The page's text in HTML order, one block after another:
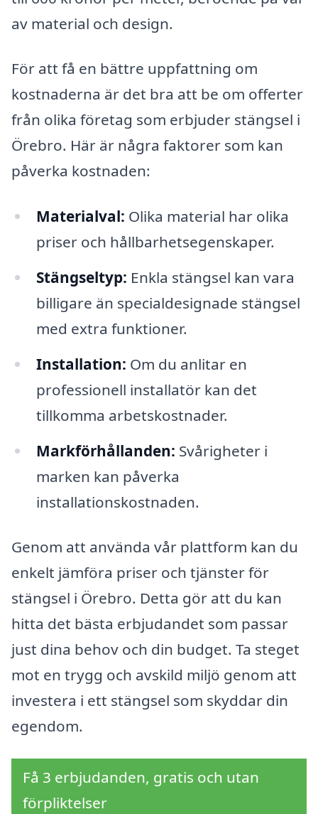
av material och design.
För att få en bättre uppfattning om
kostnaderna är det bra att be om offerter
från olika företag som erbjuder stängsel i
Örebro. Här är några faktorer som kan
påverka kostnaden:
Materialval: Olika material har olika
priser och hållbarhetsegenskaper.
Stängseltyp: Enkla stängsel kan vara
billigare än specialdesignade stängsel
med extra funktioner.
Installation: Om du anlitar en
professionell installatör kan det
tillkomma arbetskostnader.
Markförhållanden: Svårigheter i
marken kan påverka
installationskostnaden.
Genom att använda vår plattform kan du
enkelt jämföra priser och tjänster för
stängsel i Örebro. Detta gör att du kan
hitta det bästa erbjudandet som passar
just dina behov och din budget. Ta steget
mot en trygg och avskild miljö genom att
investera i ett stängsel som skyddar din
egendom.
Få 3 erbjudanden, gratis och utan
förpliktelser